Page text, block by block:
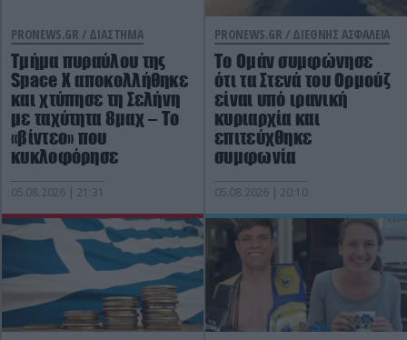
PRONEWS.GR / ΔΙΑΣΤΗΜΑ
Τμήμα πυραύλου της
Space X αποκολλήθηκε
και χτύπησε τη Σελήνη
με ταχύτητα 8μαχ – Το
«βίντεο» που
κυκλοφόρησε
05.08.2026 | 21:31
PRONEWS.GR / ΔΙΕΘΝΗΣ ΑΣΦΑΛΕΙΑ
Το Ομάν συμφώνησε
ότι τα Στενά του Ορμούζ
είναι υπό ιρανική
κυριαρχία και
επιτεύχθηκε
συμφωνία
05.08.2026 | 20:10